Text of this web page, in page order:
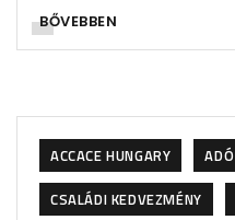
BŐVEBBEN
ACCACE HUNGARY ADÓ
CSALÁDI KEDVEZMÉNY